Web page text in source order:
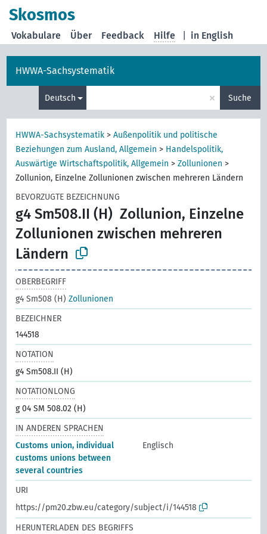
Skosmos
in English
Vokabulare Über Feedback Hilfe
HWWA-Sachsystematik
Deutsch × Suche
HWWA-Sachsystematik >Außenpolitik und politische
Beziehungen zum Ausland, Allgemein > Handelspolitik,
Auswärtige Wirtschaftspolitik, Allgemein >Zollunionen >
Zollunion, Einzelne Zollunionen zwischen mehreren Ländern
BEVORZUGTE BEZEICHNUNG
g4 Sm508.II (H) Zollunion, Einzelne
Zollunionen zwischen mehreren
Ländern
OBERBEGRIFF
g4 Sm508 (H)Zollunionen
BEZEICHNER
144518
NOTATION
g4 Sm508.II (H)
NOTATIONLONG
g 04 SM 508.02 (H)
IN ANDEREN SPRACHEN
Customs union, individual
customs unions between
several countries
Englisch
URI
https://pm20.zbw.eu/category/subject/i/144518
HERUNTERLADEN DES BEGRIFFS